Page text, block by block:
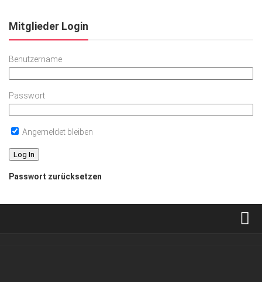
Mitglieder Login
Benutzername
Passwort
Angemeldet bleiben
Passwort zurücksetzen